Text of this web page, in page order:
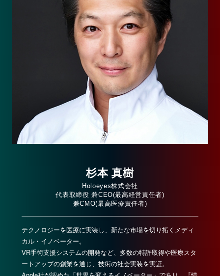
杉本 真樹
Holoeyes株式会社
代表取締役 兼CEO(最高経営責任者)
兼CMO(最高医療責任者)
テクノロジーを医療に実装し、新たな市場を切り拓くメディ
カル・イノベーター。
VR手術支援システムの開発など、多数の特許取得や医療スタ
ートアップの創業を通じ、技術の社会実装を実証。